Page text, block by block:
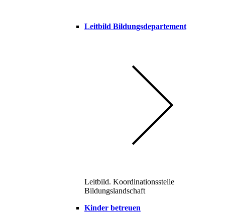
Leitbild Bildungsdepartement
Leitbild. Koordinationsstelle
Bildungslandschaft
Kinder betreuen